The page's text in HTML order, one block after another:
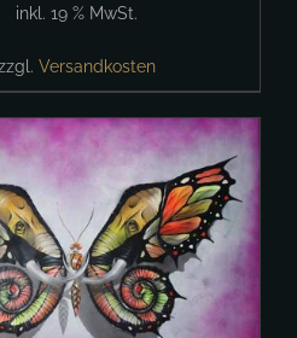
inkl. 19 % MwSt.
Versandkosten